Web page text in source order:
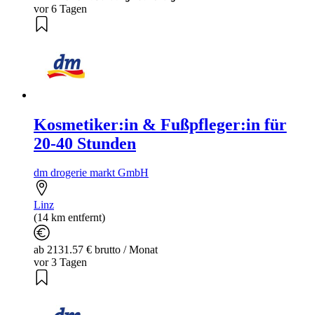
vor 6 Tagen
Kosmetiker:in & Fußpfleger:in für
20-40 Stunden
dm drogerie markt GmbH
Linz
(14 km entfernt)
ab 2131.57 € brutto / Monat
vor 3 Tagen